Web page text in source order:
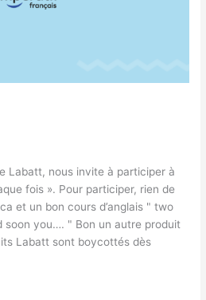
Labatt, nous invite à participer à
fois ». Pour participer, rien de
et un bon cours d’anglais " two
soon you…. " Bon un autre produit
Labatt sont boycottés dès